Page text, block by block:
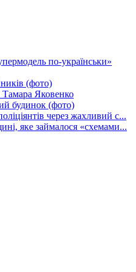
по-українськи»
(фото)
Тамара Яковенко
будинок (фото)
через жахливий с...
яке займалося «схемами...